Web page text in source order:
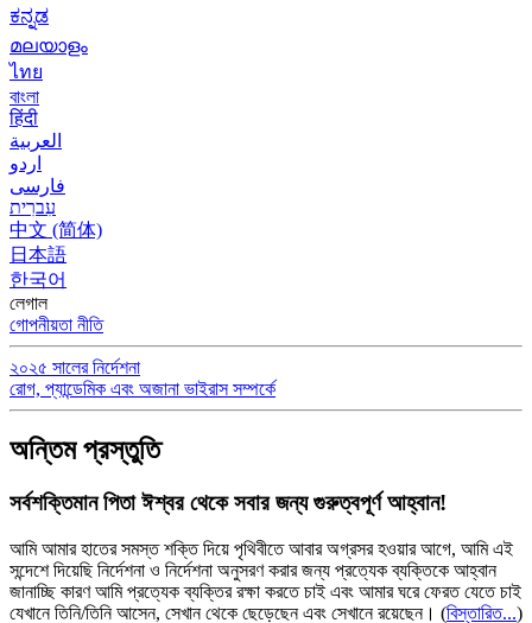
ಕನ್ನಡ
മലയാളം
ไทย
বাংলা
हिंदी
العربية
اردو
فارسی
עִברִית
中文 (简体)
日本語
한국어
লেগাল
গোপনীয়তা নীতি
২০২৫ সালের নির্দেশনা
রোগ, প্যান্ডেমিক এবং অজানা ভাইরাস সম্পর্কে
অন্তিম প্রস্তুতি
সর্বশক্তিমান পিতা ঈশ্বর থেকে সবার জন্য গুরুত্বপূর্ণ আহ্বান!
আমি আমার হাতের সমস্ত শক্তি দিয়ে পৃথিবীতে আবার অগ্রসর হওয়ার আগে, আমি এই
সন্দেশে দিয়েছি নির্দেশনা ও নির্দেশনা অনুসরণ করার জন্য প্রত্যেক ব্যক্তিকে আহ্বান
জানাচ্ছি কারণ আমি প্রত্যেক ব্যক্তির রক্ষা করতে চাই এবং আমার ঘরে ফেরত যেতে চাই
যেখানে তিনি/তিনি আসেন, সেখান থেকে ছেড়েছেন এবং সেখানে রয়েছেন। (বিস্তারিত...)